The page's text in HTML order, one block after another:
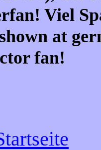
Viel
at
fan!